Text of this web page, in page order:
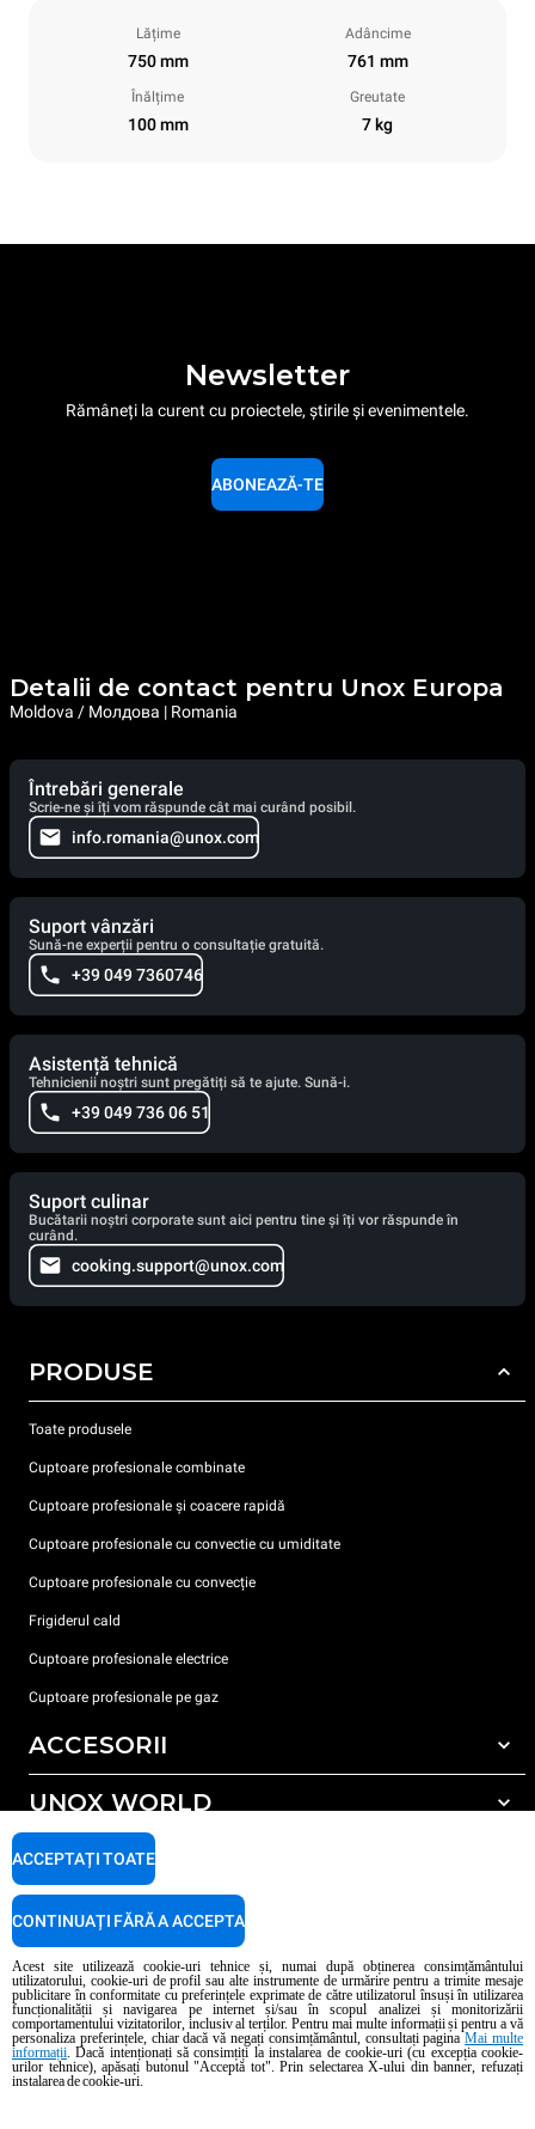
Lățime
750 mm
Adâncime
761 mm
Înălțime
100 mm
Greutate
7 kg
Newsletter
Rămâneți la curent cu proiectele, știrile și evenimentele.
ABONEAZĂ-TE
Detalii de contact pentru Unox Europa
Moldova / Молдова | Romania
Întrebări generale
Scrie-ne și îți vom răspunde cât mai curând posibil.
info.romania@unox.com
Suport vânzări
Sună-ne experții pentru o consultație gratuită.
+39 049 7360746
Asistență tehnică
Tehnicienii noștri sunt pregătiți să te ajute. Sună-i.
+39 049 736 06 51
Suport culinar
Bucătarii noștri corporate sunt aici pentru tine și îți vor răspunde în
curând.
cooking.support@unox.com
PRODUSE
Toate produsele
Cuptoare profesionale combinate
Cuptoare profesionale și coacere rapidă
Cuptoare profesionale cu convectie cu umiditate
Cuptoare profesionale cu convecție
Frigiderul cald
Cuptoare profesionale electrice
Cuptoare profesionale pe gaz
ACCESORII
Toate accesoriile
Detergent pentru spălarea automată
Detergent pentru spălarea manuală
Tratarea apei cu filtru de rășină
UNOX WORLD
Sediile noastre în lume
SUPORT
Garanția Unox
Localizator service
Copyright 2026 UNOX S.p.A. Toate drepturile rezervate. Reg. Imp. Padova n °
04230750285 - REA Padova 372835 - Cap. Soc. 5.000.000 € iv - P.IVA / CF
04230750285 - IT WEEE Reg. No. IT08020000000377
AI Content Disclaimer Privacy policy Cookie policy
Acest site utilizează cookie-uri tehnice și, numai după obținerea consimțământului
utilizatorului, cookie-uri de profil sau alte instrumente de urmărire pentru a trimite mesaje
publicitare în conformitate cu preferințele exprimate de către utilizatorul însuși în utilizarea
funcționalității și navigarea pe internet și/sau în scopul analizei și monitorizării
comportamentului vizitatorilor, inclusiv al terților. Pentru mai multe informații și pentru a vă
personaliza preferințele, chiar dacă vă negați consimțământul, consultați paginaMai multe
informații. Dacă intenționați să consimțiți la instalarea de cookie-uri (cu excepția cookie-
urilor tehnice), apăsați butonul "Acceptă tot". Prin selectarea X-ului din banner, refuzați
instalarea de cookie-uri.
ACCEPTAȚI TOATE
CONTINUAȚI FĂRĂ A ACCEPTA